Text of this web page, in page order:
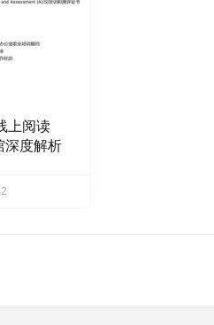
上阅读
深度解析